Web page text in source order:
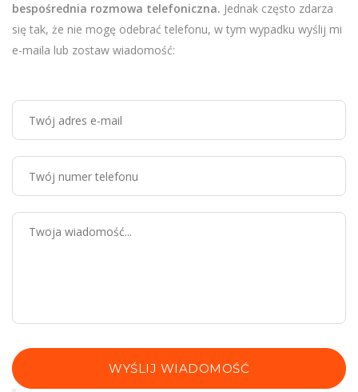
bespośrednia rozmowa telefoniczna. Jednak często zdarza
się tak, że nie mogę odebrać telefonu, w tym wypadku wyślij mi
e-maila lub zostaw wiadomość:
WYŚLIJ WIADOMOŚĆ